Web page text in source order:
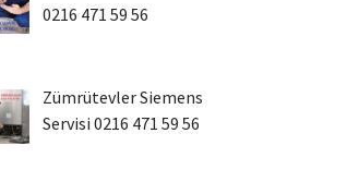
0216 471 59 56
Zümrütevler Siemens
Servisi 0216 471 59 56